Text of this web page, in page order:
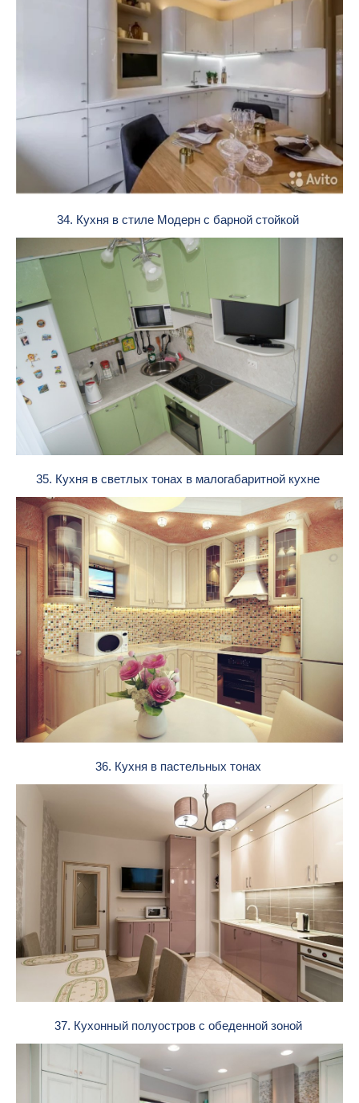
34. Кухня в стиле Модерн с барной стойкой
35. Кухня в светлых тонах в малогабаритной кухне
36. Кухня в пастельных тонах
37. Кухонный полуостров с обеденной зоной